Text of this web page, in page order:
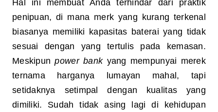
Hal ini membuat Anda terhindar dari praktik
penipuan, di mana merk yang kurang terkenal
biasanya memiliki kapasitas baterai yang tidak
sesuai dengan yang tertulis pada kemasan.
Meskipunpower bankyang mempunyai merek
ternama harganya lumayan mahal, tapi
setidaknya setimpal dengan kualitas yang
dimiliki. Sudah tidak asing lagi di kehidupan